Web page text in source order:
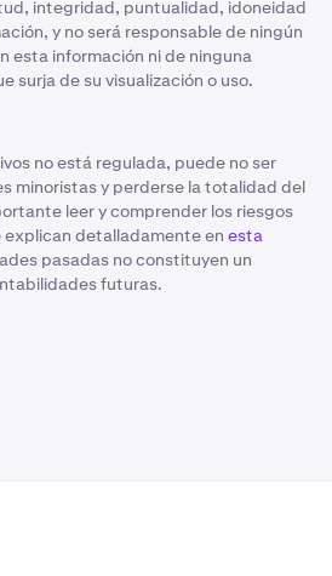
integridad, puntualidad, idoneidad
y no será responsable de ningún
esta información ni de ninguna
surja de su visualización o uso.
no está regulada, puede no ser
minoristas y perderse la totalidad del
leer y comprender los riesgos
explican detalladamente en esta
pasadas no constituyen un
futuras.